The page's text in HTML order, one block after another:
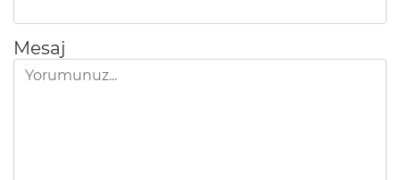
Mesaj